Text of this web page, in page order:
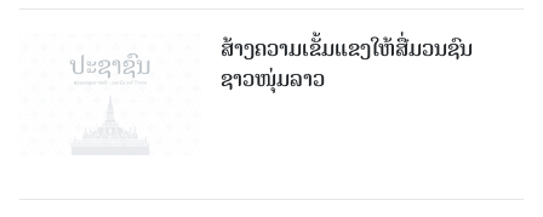
ສ້າງຄວາມເຂັ້ມແຂງໃຫ້ສື່ມວນຊົນ
ຊາວໜຸ່ມລາວ